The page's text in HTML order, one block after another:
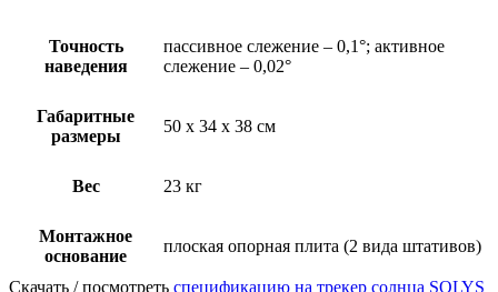
Точность
наведения
пассивное слежение – 0,1°; активное
слежение – 0,02°
Габаритные
размеры
50 x 34 x 38 см
Вес 23 кг
Монтажное
основание
плоская опорная плита (2 вида штативов)
Скачать / посмотреть спецификацию на трекер солнца SOLYS